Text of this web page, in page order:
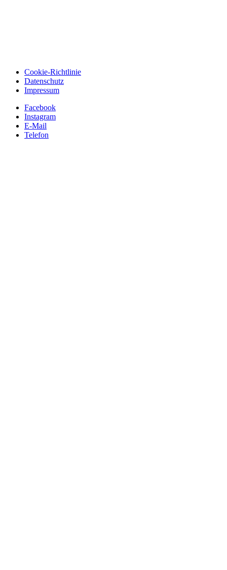
Cookie-Richtlinie
Datenschutz
Impressum
Facebook
Instagram
E-Mail
Telefon